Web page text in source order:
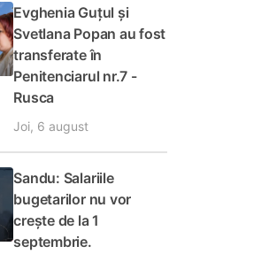
Evghenia Guțul și
Svetlana Popan au fost
transferate în
Penitenciarul nr.7 -
Rusca
Joi, 6 august
Sandu: Salariile
bugetarilor nu vor
crește de la 1
septembrie.